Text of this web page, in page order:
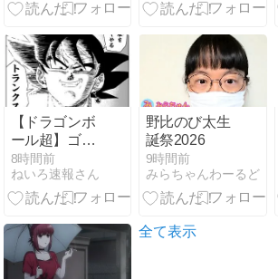
引退を発表
【ドラゴンボ
ール超】ゴク
ウブラックい
いよね...
8時間前
ねいろ速報さん
野比のび太生
誕祭2026
9時間前
みらちゃんわーるど
全て表示